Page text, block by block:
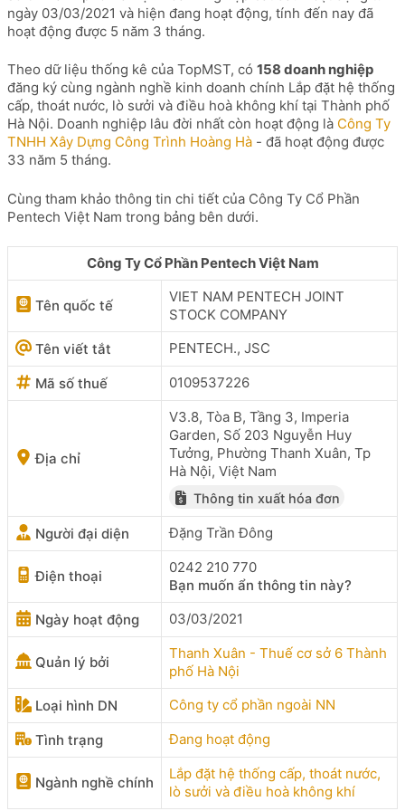
ngày 03/03/2021 và hiện đang hoạt động, tính đến nay đã
hoạt động được 5 năm 3 tháng.
Theo dữ liệu thống kê của TopMST, có 158 doanh nghiệp
đăng ký cùng ngành nghề kinh doanh chính Lắp đặt hệ thống
cấp, thoát nước, lò sưởi và điều hoà không khí tại Thành phố
Hà Nội. Doanh nghiệp lâu đời nhất còn hoạt động là Công Ty
TNHH Xây Dựng Công Trình Hoàng Hà - đã hoạt động được
33 năm 5 tháng.
Cùng tham khảo thông tin chi tiết của Công Ty Cổ Phần
Pentech Việt Nam trong bảng bên dưới.
Công Ty Cổ Phần Pentech Việt Nam
Tên quốc tế
VIET NAM PENTECH JOINT
STOCK COMPANY
Tên viết tắt
PENTECH., JSC
Mã số thuế 0109537226
Địa chỉ
V3.8, Tòa B, Tầng 3, Imperia
Garden, Số 203 Nguyễn Huy
Tưởng, Phường Thanh Xuân, Tp
Hà Nội, Việt Nam
Thông tin xuất hóa đơn
Người đại diện Đặng Trần Đông
Điện thoại
0242 210 770
Bạn muốn ẩn thông tin này?
Ngày hoạt động
03/03/2021
Quản lý bởi
Thanh Xuân - Thuế cơ sở 6 Thành
phố Hà Nội
Loại hình DN
Công ty cổ phần ngoài NN
Tình trạng Đang hoạt động
Ngành nghề chính
Lắp đặt hệ thống cấp, thoát nước,
lò sưởi và điều hoà không khí